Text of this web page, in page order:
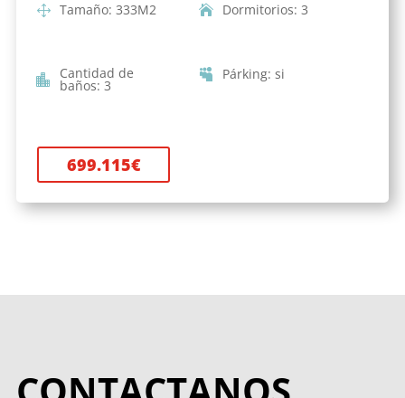
Tamaño: 333M2 Dormitorios: 3
Cantidad de
baños: 3
Párking: si
699.115€